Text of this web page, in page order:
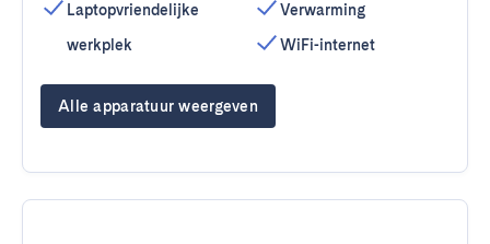
Laptopvriendelijke
werkplek
Verwarming
WiFi-internet
Alle apparatuur weergeven